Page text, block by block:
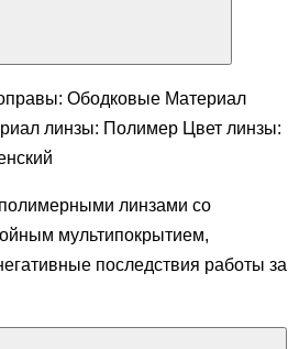
Ободковые Материал
линзы: Полимер Цвет линзы:
линзами со
мультипокрытием,
последствия работы за